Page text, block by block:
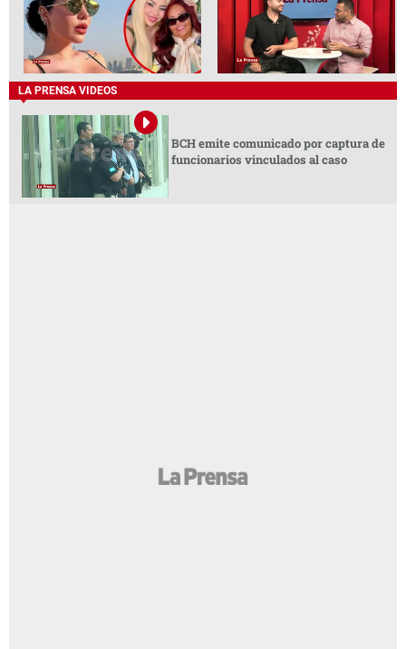
LA PRENSA VIDEOS
BCH emite comunicado por captura de
funcionarios vinculados al caso